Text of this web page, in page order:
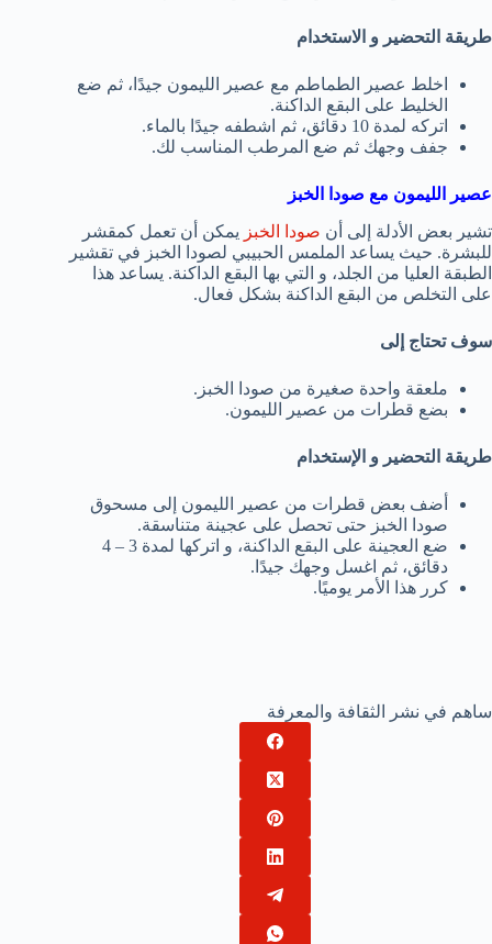
طريقة التحضير و الاستخدام
اخلط عصير الطماطم مع عصير الليمون جيدًا، ثم ضع
الخليط على البقع الداكنة.
اتركه لمدة 10 دقائق، ثم اشطفه جيدًا بالماء.
جفف وجهك ثم ضع المرطب المناسب لك.
عصير الليمون مع صودا الخبز
تشير بعض الأدلة إلى أن صودا الخبز يمكن أن تعمل كمقشر
للبشرة. حيث يساعد الملمس الحبيبي لصودا الخبز في تقشير
الطبقة العليا من الجلد، و التي بها البقع الداكنة. يساعد هذا
على التخلص من البقع الداكنة بشكل فعال.
سوف تحتاج إلى
ملعقة واحدة صغيرة من صودا الخبز.
بضع قطرات من عصير الليمون.
طريقة التحضير و الإستخدام
أضف بعض قطرات من عصير الليمون إلى مسحوق
صودا الخبز حتى تحصل على عجينة متناسقة.
ضع العجينة على البقع الداكنة، و اتركها لمدة 3 – 4
دقائق، ثم اغسل وجهك جيدًا.
كرر هذا الأمر يوميًا.
ساهم في نشر الثقافة والمعرفة